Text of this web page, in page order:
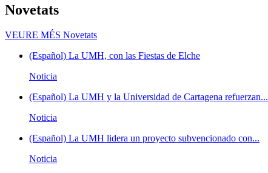
Novetats
VEURE MÉS Novetats
(Español) La UMH, con las Fiestas de Elche
Noticia
(Español) La UMH y la Universidad de Cartagena refuerzan...
Noticia
(Español) La UMH lidera un proyecto subvencionado con...
Noticia